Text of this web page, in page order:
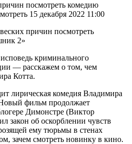
посмотреть комедию
15 декабря 2022 11:00
криминального
— расскажем о том, чем
Котта.
лирическая комедия Владимира
фильм продолжает
Димонстре (Виктор
закон об оскорблении чувств
ему тюрьмы в стенах
зачем смотреть новинку в кино.